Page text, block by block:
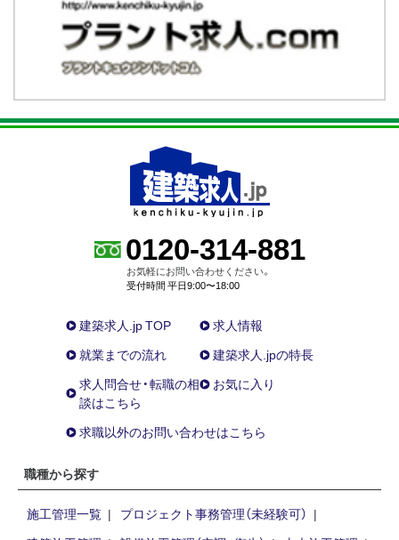
0120-314-881
お気軽にお問い合わせください。
受付時間 平日9:00〜18:00
建築求人.jp TOP
求人情報
就業までの流れ
建築求人.jpの特長
求人問合せ・転職の相
談はこちら
お気に入り
求職以外のお問い合わせはこちら
職種から探す
施工管理一覧
プロジェクト事務管理（未経験可）